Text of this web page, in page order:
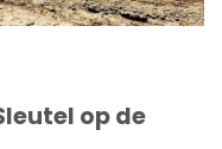
op de